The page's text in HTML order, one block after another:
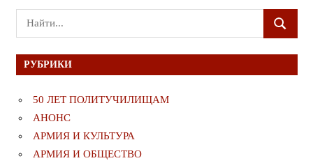
Поиск
для:
ПОИСК
РУБРИКИ
50 ЛЕТ ПОЛИТУЧИЛИЩАМ
АНОНС
АРМИЯ И КУЛЬТУРА
АРМИЯ И ОБЩЕСТВО